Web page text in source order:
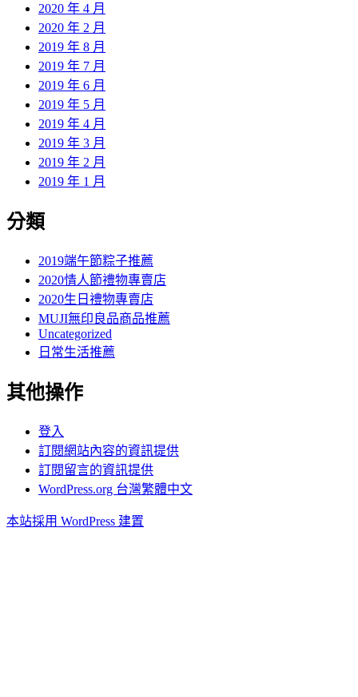
2020 年 4 月
2020 年 2 月
2019 年 8 月
2019 年 7 月
2019 年 6 月
2019 年 5 月
2019 年 4 月
2019 年 3 月
2019 年 2 月
2019 年 1 月
分類
2019端午節粽子推薦
2020情人節禮物專賣店
2020生日禮物專賣店
MUJI無印良品商品推薦
Uncategorized
日常生活推薦
其他操作
登入
訂閱網站內容的資訊提供
訂閱留言的資訊提供
WordPress.org 台灣繁體中文
本站採用 WordPress 建置